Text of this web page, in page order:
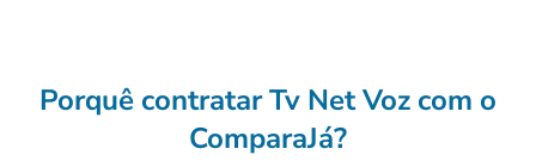
Porquê contratar Tv Net Voz com o
ComparaJá?